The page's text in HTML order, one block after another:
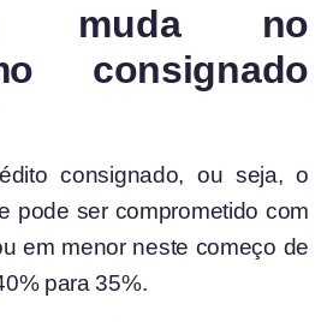
muda no
consignado
consignado, ou seja, o
pode ser comprometido com
em menor neste começo de
para 35%.